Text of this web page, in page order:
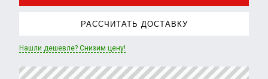
РАССЧИТАТЬ ДОСТАВКУ
Нашли дешевле? Снизим цену!